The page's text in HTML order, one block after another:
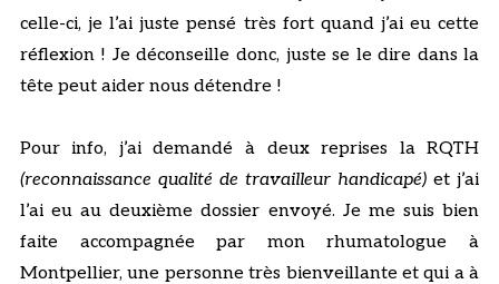
celle-ci, je l’ai juste pensé très fort quand j’ai eu cette
réflexion ! Je déconseille donc, juste se le dire dans la
tête peut aider nous détendre !
Pour info, j’ai demandé à deux reprises la RQTH
(reconnaissance qualité de travailleur handicapé) et j’ai
l’ai eu au deuxième dossier envoyé. Je me suis bien
faite accompagnée par mon rhumatologue à
Montpellier, une personne très bienveillante et qui a à